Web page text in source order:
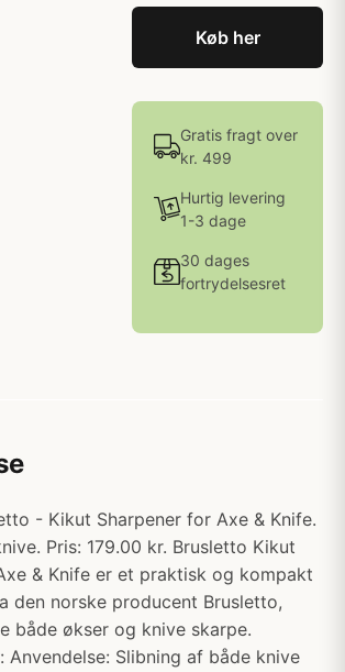
Køb her
Gratis fragt over
kr. 499
Hurtig levering
1-3 dage
30 dages
fortrydelsesret
- Kikut Sharpener for Axe & Knife.
Pris: 179.00 kr. Brusletto Kikut
& Knife er et praktisk og kompakt
den norske producent Brusletto,
både økser og knive skarpe.
Anvendelse: Slibning af både knive